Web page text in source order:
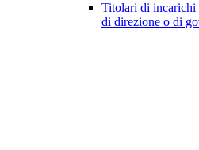
Titolari di incarichi
di direzione o di